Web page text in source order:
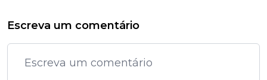
Escreva um comentário